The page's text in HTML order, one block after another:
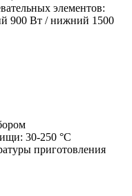
элементов:
900 Вт / нижний 1500
30-250 °C
приготовления